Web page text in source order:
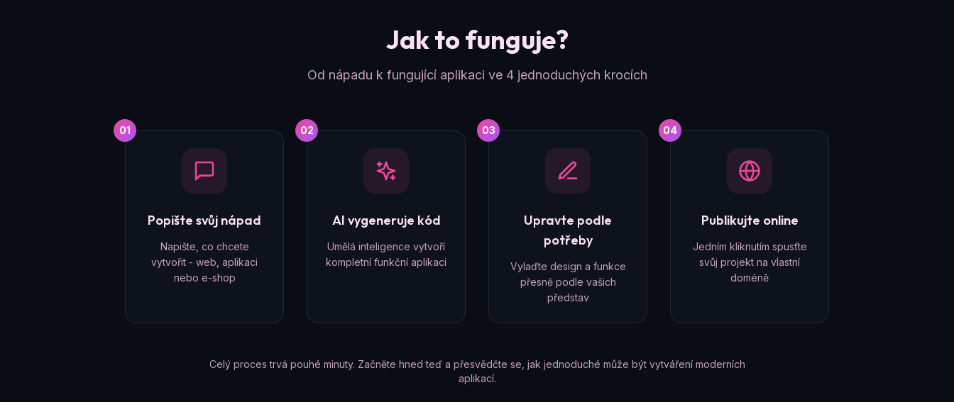
Jak to funguje?
Od nápadu k fungující aplikaci ve 4 jednoduchých krocích
01
Popište svůj nápad
Napište, co chcete
vytvořit - web, aplikaci
nebo e-shop
02
AI vygeneruje kód
Umělá inteligence vytvoří
kompletní funkční aplikaci
03
Upravte podle
potřeby
Vylaďte design a funkce
přesně podle vašich
představ
04
Publikujte online
Jedním kliknutím spusťte
svůj projekt na vlastní
doméně
Celý proces trvá pouhé minuty. Začněte hned teď a přesvědčte se, jak jednoduché může být vytváření moderních
aplikací.